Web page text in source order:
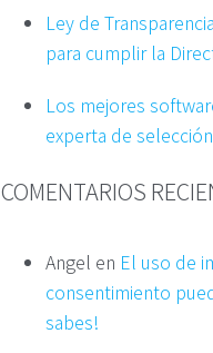
Ley de
para cumplir la
Los mejores
experta de selección
COMENTARIOS
Angel en El uso de
consentimiento
sabes!